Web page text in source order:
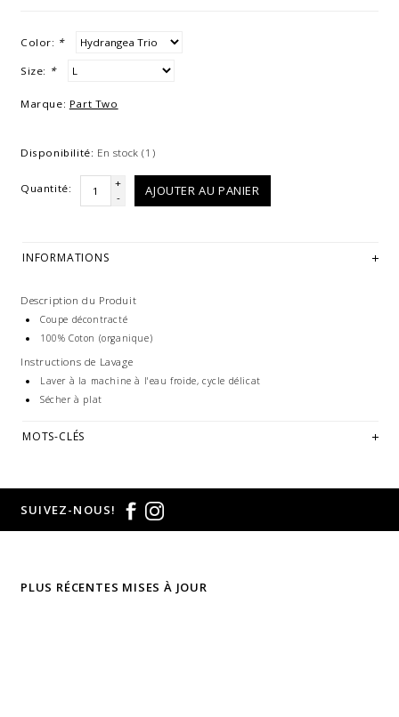
Color: *
Size: *
Marque: Part Two
Disponibilité: En stock(1)
Quantité:
+
-
AJOUTER AU PANIER
INFORMATIONS
Description du Produit
Coupe décontracté
100% Coton (organique)
Instructions de Lavage
Laver à la machine à l'eau froide, cycle délicat
Sécher à plat
MOTS-CLÉS
SUIVEZ-NOUS!
PLUS RÉCENTES MISES À JOUR